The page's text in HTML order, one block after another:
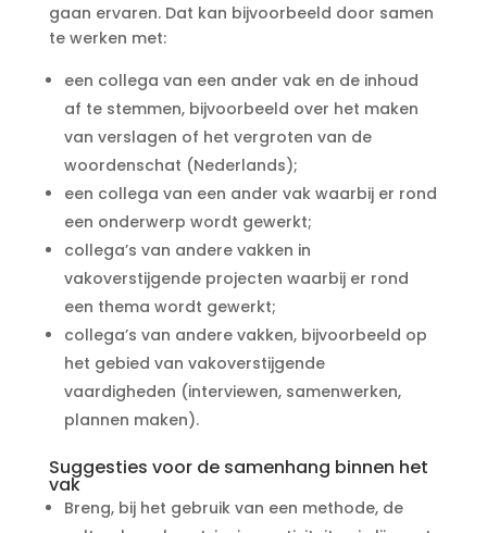
gaan ervaren. Dat kan bijvoorbeeld door samen
te werken met:
een collega van een ander vak en de inhoud
af te stemmen, bijvoorbeeld over het maken
van verslagen of het vergroten van de
woordenschat (Nederlands);
een collega van een ander vak waarbij er rond
een onderwerp wordt gewerkt;
collega’s van andere vakken in
vakoverstijgende projecten waarbij er rond
een thema wordt gewerkt;
collega’s van andere vakken, bijvoorbeeld op
het gebied van vakoverstijgende
vaardigheden (interviewen, samenwerken,
plannen maken).
Suggesties voor de samenhang binnen het
vak
Breng, bij het gebruik van een methode, de